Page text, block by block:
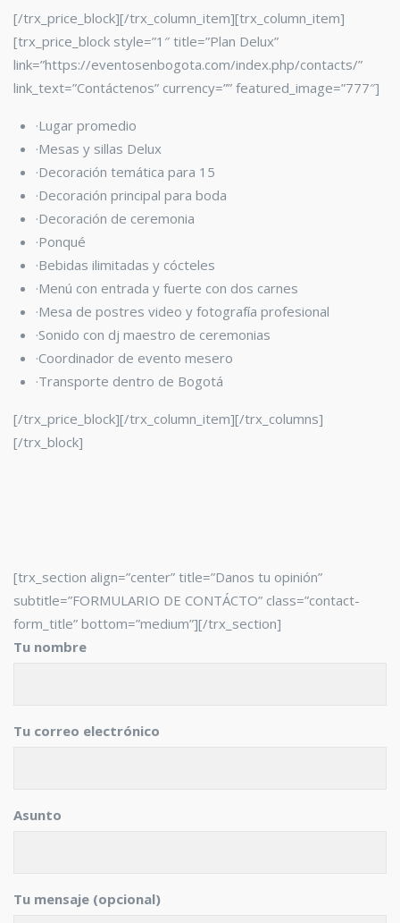
[/trx_price_block][/trx_column_item][trx_column_item]
[trx_price_block style=”1″ title=”Plan Delux”
link=”https://eventosenbogota.com/index.php/contacts/”
link_text=”Contáctenos” currency=”” featured_image=”777″]
·Lugar promedio
·Mesas y sillas Delux
·Decoración temática para 15
·Decoración principal para boda
·Decoración de ceremonia
·Ponqué
·Bebidas ilimitadas y cócteles
·Menú con entrada y fuerte con dos carnes
·Mesa de postres video y fotografía profesional
·Sonido con dj maestro de ceremonias
·Coordinador de evento mesero
·Transporte dentro de Bogotá
[/trx_price_block][/trx_column_item][/trx_columns]
[/trx_block]
[trx_section align=”center” title=”Danos tu opinión”
subtitle=”FORMULARIO DE CONTÁCTO” class=”contact-
form_title” bottom=”medium”][/trx_section]
Tu nombre
Tu correo electrónico
Asunto
Tu mensaje (opcional)